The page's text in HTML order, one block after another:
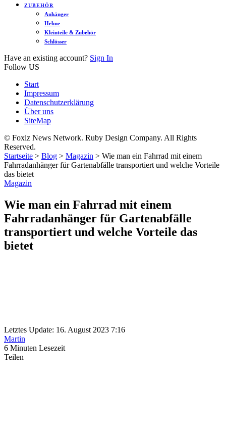
ZUBEHÖR
Anhänger
Helme
Kleinteile & Zubehör
Schlösser
Have an existing account? Sign In
Follow US
Start
Impressum
Datenschutzerklärung
Über uns
SiteMap
© Foxiz News Network. Ruby Design Company. All Rights
Reserved.
Startseite > Blog > Magazin > Wie man ein Fahrrad mit einem
Fahrradanhänger für Gartenabfälle transportiert und welche Vorteile
das bietet
Magazin
Wie man ein Fahrrad mit einem
Fahrradanhänger für Gartenabfälle
transportiert und welche Vorteile das
bietet
Letztes Update: 16. August 2023 7:16
Martin
6 Minuten Lesezeit
Teilen